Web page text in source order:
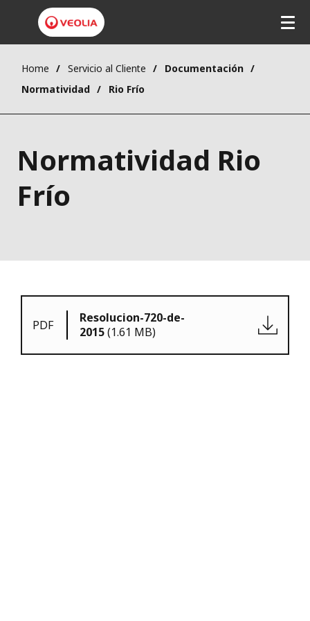
Home Servicio al Cliente
Documentación
Normatividad
Rio Frío
Normatividad Rio
Frío
PDF
Resolucion-720-de-
2015(1.61 MB)